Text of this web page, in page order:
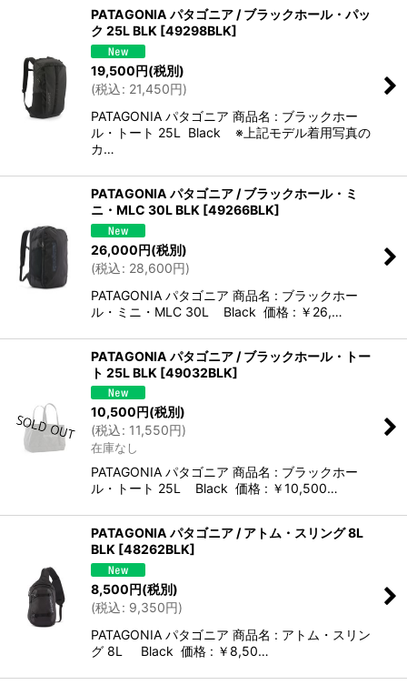
PATAGONIA パタゴニア / ブラックホール・パッ
ク 25L BLK [49298BLK]
19,500円(税別)
(税込: 21,450円)
PATAGONIA パタゴニア 商品名 : ブラックホー
ル・トート 25L Black ※上記モデル着用写真の
カ…
PATAGONIA パタゴニア / ブラックホール・ミ
ニ・MLC 30L BLK [49266BLK]
26,000円(税別)
(税込: 28,600円)
PATAGONIA パタゴニア 商品名 : ブラックホー
ル・ミニ・MLC 30L Black 価格 : ￥26,…
PATAGONIA パタゴニア / ブラックホール・トー
ト 25L BLK [49032BLK]
10,500円(税別)
(税込: 11,550円)
在庫なし
PATAGONIA パタゴニア 商品名 : ブラックホー
ル・トート 25L Black 価格 : ￥10,500…
PATAGONIA パタゴニア / アトム・スリング 8L
BLK [48262BLK]
8,500円(税別)
(税込: 9,350円)
PATAGONIA パタゴニア 商品名 : アトム・スリン
グ 8L Black 価格 : ￥8,50…